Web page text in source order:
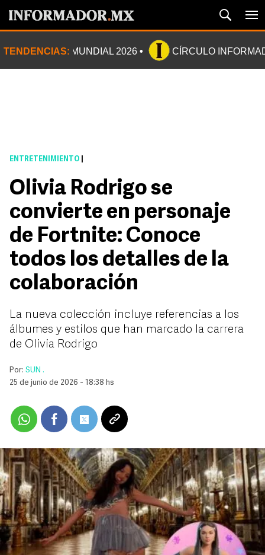
TENDENCIAS: MUNDIAL 2026 CÍRCULO
ENTRETENIMIENTO
Olivia Rodrigo se
convierte en personaje
de Fortnite: Conoce
todos los detalles de la
colaboración
La nueva colección incluye referencias a los
álbumes y estilos que han marcado la carrera
de Olivia Rodrigo
Por: SUN .
25 de junio de 2026 - 18:38 hs